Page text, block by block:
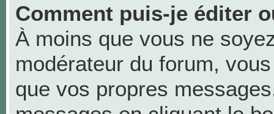
Comment puis-je éditer
À moins que vous ne
modérateur du forum,
que vos propres